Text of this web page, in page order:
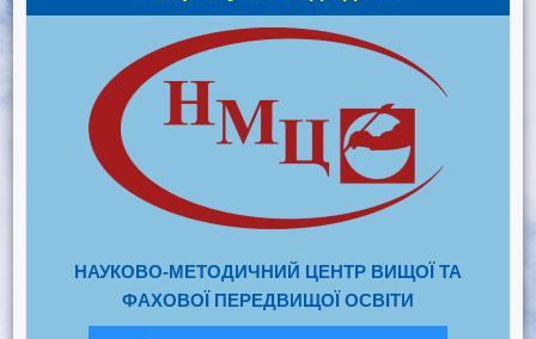
НАУКОВО-МЕТОДИЧНИЙ ЦЕНТР ВИЩОЇ ТА
ФАХОВОЇ ПЕРЕДВИЩОЇ ОСВІТИ